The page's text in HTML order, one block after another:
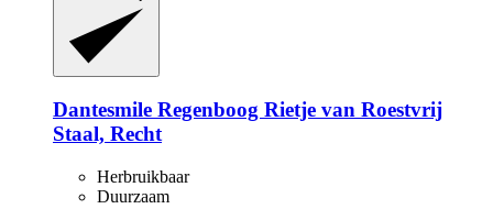
Dantesmile Regenboog Rietje van Roestvrij
Staal, Recht
Herbruikbaar
Duurzaam